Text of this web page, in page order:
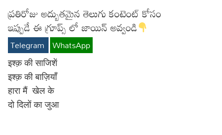
ప్రతిరోజు అద్బుతమైన తెలుగు కంటెంట్ కోసం
ఇప్పుడే ఈ గ్రూప్స్ లో జాయిన్ అవ్వండి
Telegram WhatsApp
इश्क़ की साजिशें
इश्क़ की बाज़ियाँ
हारा मैं खेल के
दो दिलों का जुआ